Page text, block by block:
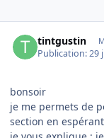
tintgustin
Publication:29
bonsoir
je me permets de
section en